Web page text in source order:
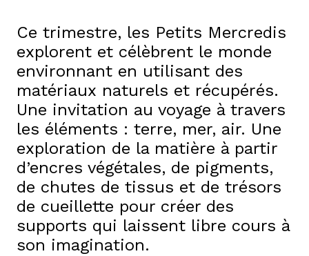
Ce trimestre, les Petits Mercredis
explorent et célèbrent le monde
environnant en utilisant des
matériaux naturels et récupérés.
Une invitation au voyage à travers
les éléments : terre, mer, air. Une
exploration de la matière à partir
d’encres végétales, de pigments,
de chutes de tissus et de trésors
de cueillette pour créer des
supports qui laissent libre cours à
son imagination.